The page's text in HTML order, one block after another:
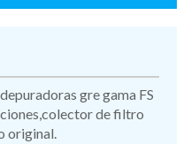
gre gama FS
de filtro
original.